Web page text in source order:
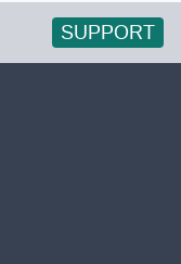
SUPPORT